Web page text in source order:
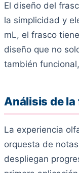
El diseño del
la simplicidad y
mL, el frasco
diseño que no
también
Análisis de
La experiencia
orquesta de
despliegan